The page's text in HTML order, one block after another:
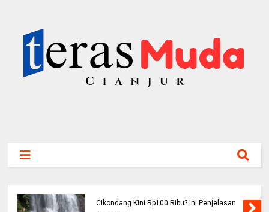
Cikondang Kini Rp100 Ribu? Ini Penjelasan